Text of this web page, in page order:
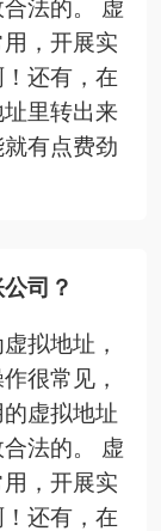
法的。 虚
，开展实
还有，在
里转出来
有点费劲
司？
拟地址，
很常见，
虚拟地址
法的。 虚
，开展实
还有，在